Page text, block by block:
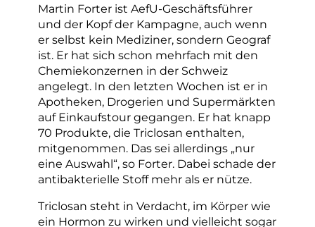
Martin Forter ist AefU-Geschäftsführer
und der Kopf der Kampagne, auch wenn
er selbst kein Mediziner, sondern Geograf
ist. Er hat sich schon mehrfach mit den
Chemiekonzernen in der Schweiz
angelegt. In den letzten Wochen ist er in
Apotheken, Drogerien und Supermärkten
auf Einkaufstour gegangen. Er hat knapp
70 Produkte, die Triclosan enthalten,
mitgenommen. Das sei allerdings „nur
eine Auswahl“, so Forter. Dabei schade der
antibakterielle Stoff mehr als er nütze.
Triclosan steht in Verdacht, im Körper wie
ein Hormon zu wirken und vielleicht sogar